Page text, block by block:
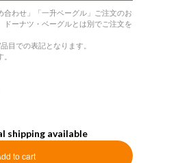
わせ」「一升ベーグル」ご注文のお
ドーナツ・ベーグルとは別でご注文を
目での表記となります。
shipping available
to cart